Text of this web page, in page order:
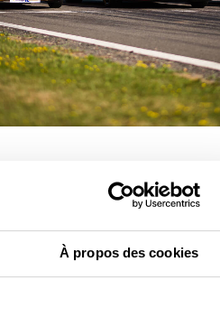
À propos des cookies